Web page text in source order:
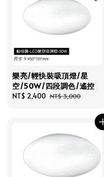
樂亮/輕快裝吸頂燈/星
空/50W/四段調色/遙控
Sale
NT$ 2,400 Regular
NT$ 3,000